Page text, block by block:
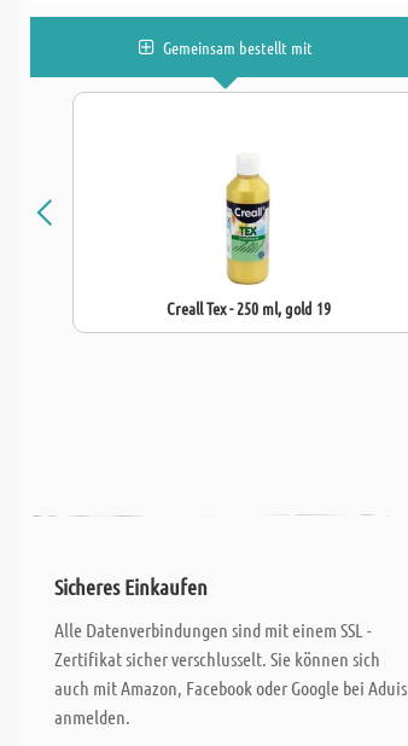
Gemeinsam bestellt mit
Creall Tex - 250 ml, gold 19
Sicheres Einkaufen
Alle Datenverbindungen sind mit einem SSL -
Zertifikat sicher verschlusselt. Sie können sich
auch mit Amazon, Facebook oder Google bei Aduis
anmelden.